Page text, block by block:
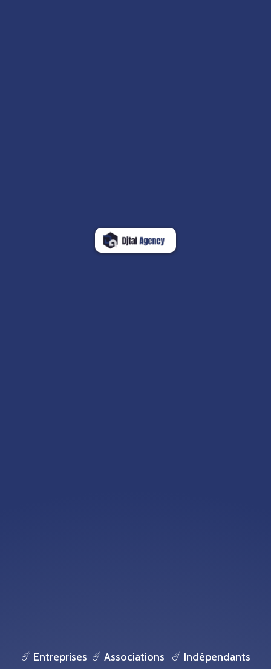
☄️ Entreprises ☄️ Associations ☄️ Indépendants